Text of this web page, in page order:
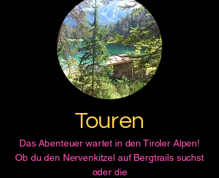
Touren
Das Abenteuer wartet in den Tiroler Alpen!
Ob du den Nervenkitzel auf Bergtrails suchst
oder die